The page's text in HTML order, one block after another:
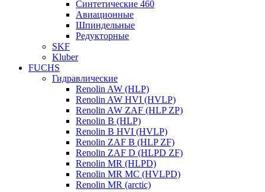
Синтетические 460
Авиационные
Шпиндельные
Редукторные
SKF
Kluber
FUCHS
Гидравлические
Renolin AW (HLP)
Renolin AW HVI (HVLP)
Renolin AW ZAF (HLP ZP)
Renolin B (HLP)
Renolin B HVI (HVLP)
Renolin ZAF B (HLP ZF)
Renolin ZAF D (HLPD ZF)
Renolin MR (HLPD)
Renolin MR MC (HVLPD)
Renolin MR (arctic)